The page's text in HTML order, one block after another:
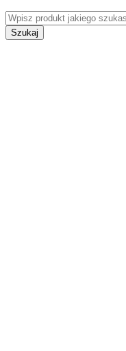
Szukaj